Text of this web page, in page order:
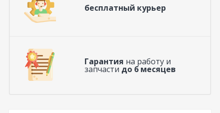
бесплатный курьер
Гарантия на работу и
запчасти до 6 месяцев